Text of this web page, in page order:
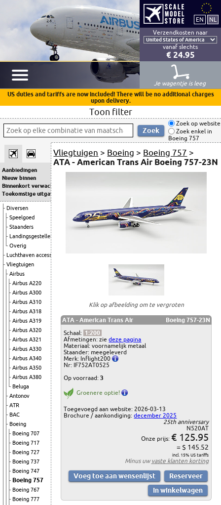
Verzendkosten naar
vanaf slechts
€ 24.95
Je wagentje is leeg
US duties and tariffs are now included! There will be no additional charges
upon delivery.
Toon filter
Zoek op website
Zoek enkel in
Boeing 757
Aanbiedingen
Nieuw binnen
Binnenkort verwacht
Toekomstige uitgaven
Diversen
Speelgoed
Staanders
Landingsgestellen
Overig
Luchthaven accessoires
Vliegtuigen
Airbus
Airbus A220
Airbus A300
Airbus A310
Airbus A318
Airbus A319
Airbus A320
Airbus A321
Airbus A330
Airbus A340
Airbus A350
Airbus A380
Beluga
Antonov
ATR
BAC
Boeing
Boeing 707
Boeing 717
Boeing 727
Boeing 737
Boeing 747
Boeing 757
Boeing 767
Boeing 777
Vliegtuigen > Boeing > Boeing 757 >
ATA - American Trans Air Boeing 757-23N
Klik op afbeelding om te vergroten
ATA - American Trans Air
Boeing 757-23N
Schaal: 1:200
Afmetingen: ziedeze pagina
Materiaal: voornamelijk metaal
Staander: meegeleverd
Merk: Inflight200
Nr: IF752AT0525
Op voorraad:3
Groenere optie!
Toegevoegd aan website: 2026-03-13
Brochure / aankondiging:december 2025
25th anniversary
N520AT
Onze prijs: € 125.95
= $ 145.52
incl. 15% US tariffs
Minus uwvaste klanten korting